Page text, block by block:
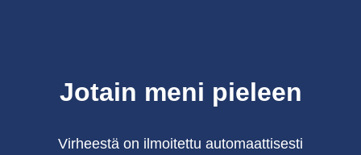
Jotain meni pieleen
Virheestä on ilmoitettu automaattisesti